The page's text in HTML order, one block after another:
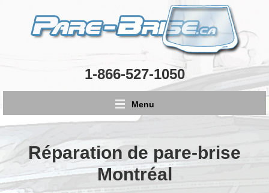
1-866-527-1050
Menu
Réparation de pare-brise
Montréal